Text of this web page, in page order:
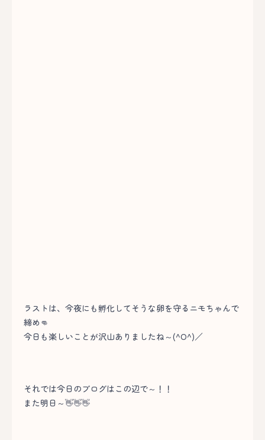
ラストは、今夜にも孵化してそうな卵を守るニモちゃんで
締め👊
今日も楽しいことが沢山ありましたね～(^O^)／
それでは今日のブログはこの辺で～！！
また明日～👋👋👋